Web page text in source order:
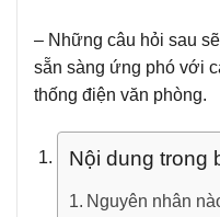
– Những câu hỏi sau
sẵn sàng ứng phó với
thống điện văn phòng.
Nội dung trong
Nguyên nhân